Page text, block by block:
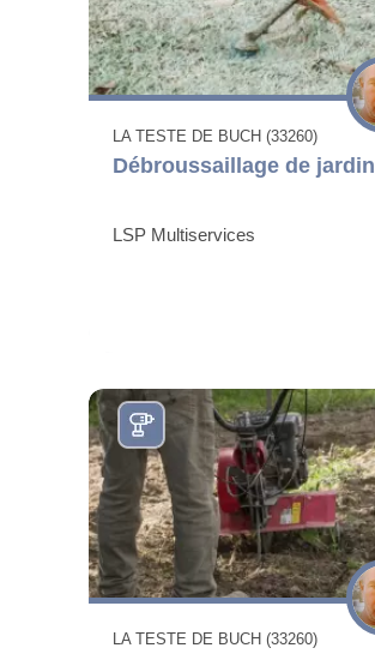
LA TESTE DE BUCH (33260)
Débroussaillage de jardin
LSP Multiservices
LA TESTE DE BUCH (33260)